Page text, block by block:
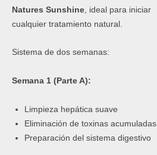
Natures Sunshine , ideal para iniciar
cualquier tratamiento natural.
Sistema de dos semanas:
Semana 1 (Parte A):
Limpieza hepática suave
Eliminación de toxinas acumuladas
Preparación del sistema digestivo